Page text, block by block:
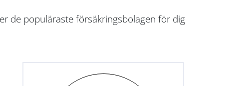
de populäraste försäkringsbolagen för dig